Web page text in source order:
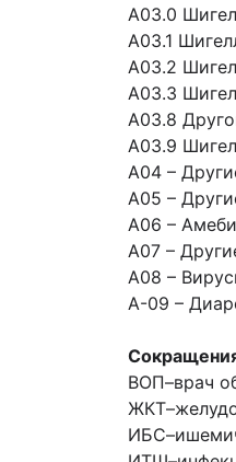
A03.0
A03.1
A03.2
A03.3
A03.8
A03.9
А04 –
А05 –
А06 –
А07 –
А08 –
А-09 –
ВОП–врач
ЖКТ–
ИБС–